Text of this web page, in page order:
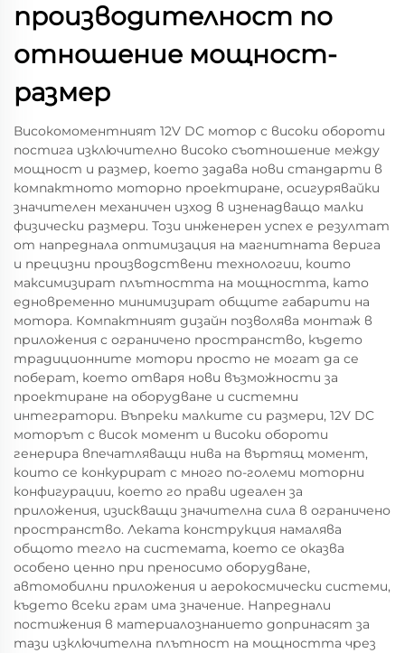
производителност по
отношение мощност-
размер
Високомоментният 12V DC мотор с високи обороти
постига изключително високо съотношение между
мощност и размер, което задава нови стандарти в
компактното моторно проектиране, осигурявайки
значителен механичен изход в изненадващо малки
физически размери. Този инженерен успех е резултат
от напреднала оптимизация на магнитната верига
и прецизни производствени технологии, които
максимизират плътността на мощността, като
едновременно минимизират общите габарити на
мотора. Компактният дизайн позволява монтаж в
приложения с ограничено пространство, където
традиционните мотори просто не могат да се
поберат, което отваря нови възможности за
проектиране на оборудване и системни
интегратори. Въпреки малките си размери, 12V DC
моторът с висок момент и високи обороти
генерира впечатляващи нива на въртящ момент,
които се конкурират с много по-големи моторни
конфигурации, което го прави идеален за
приложения, изискващи значителна сила в ограничено
пространство. Леката конструкция намалява
общото тегло на системата, което се оказва
особено ценно при преносимо оборудване,
автомобилни приложения и аерокосмически системи,
където всеки грам има значение. Напреднали
постижения в материалознанието допринасят за
тази изключителна плътност на мощността чрез